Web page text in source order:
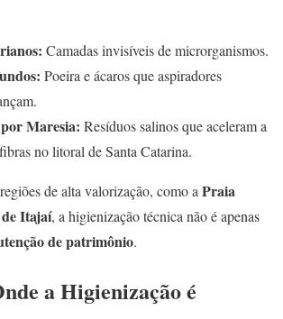
Camadas invisíveis de microrganismos.
Poeira e ácaros que aspiradores
Maresia: Resíduos salinos que aceleram a
no litoral de Santa Catarina.
de alta valorização, como a Praia
Itajaí, a higienização técnica não é apenas
de patrimônio.
a Higienização é